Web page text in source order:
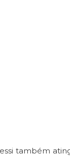
também